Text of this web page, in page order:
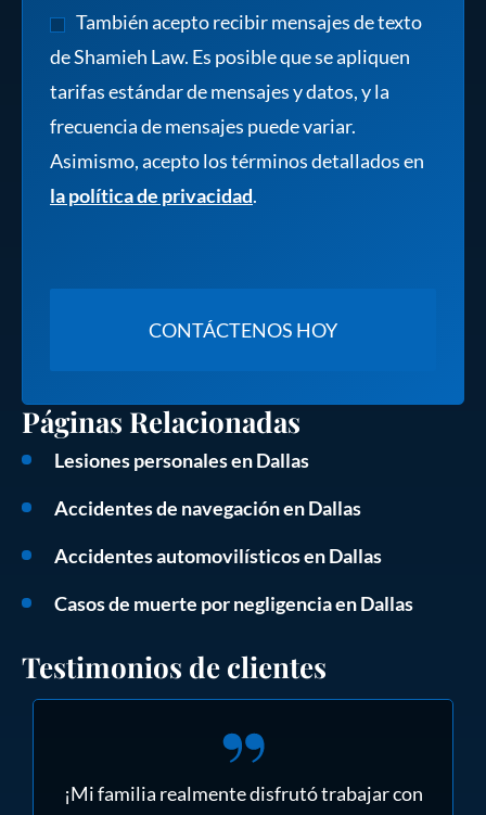
También acepto recibir mensajes de texto
de Shamieh Law. Es posible que se apliquen
tarifas estándar de mensajes y datos, y la
frecuencia de mensajes puede variar.
Asimismo, acepto los términos detallados en
la política de privacidad.
Páginas Relacionadas
Lesiones personales en Dallas
Accidentes de navegación en Dallas
Accidentes automovilísticos en Dallas
Casos de muerte por negligencia en Dallas
Testimonios de clientes
¡Mi familia realmente disfrutó trabajar con